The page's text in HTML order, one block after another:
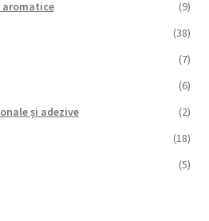
aromatice
(9)
(38)
(7)
(6)
și adezive
(2)
(18)
(5)